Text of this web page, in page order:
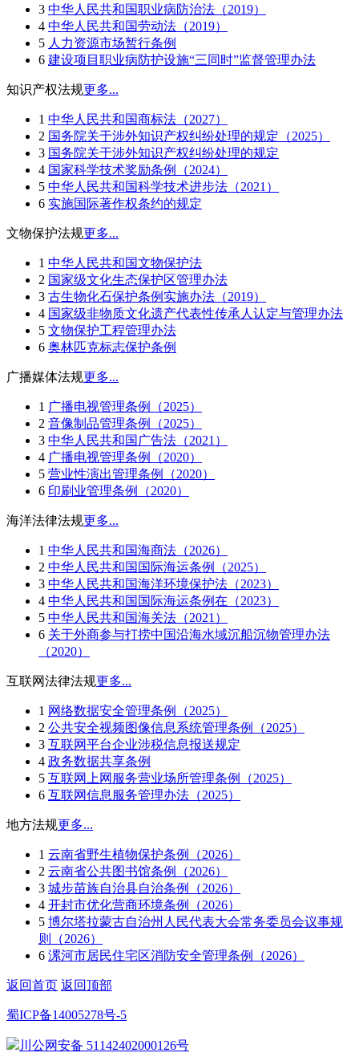
3 中华人民共和国职业病防治法（2019）
4 中华人民共和国劳动法（2019）
5 人力资源市场暂行条例
6 建设项目职业病防护设施“三同时”监督管理办法
知识产权法规更多...
1 中华人民共和国商标法（2027）
2 国务院关于涉外知识产权纠纷处理的规定（2025）
3 国务院关于涉外知识产权纠纷处理的规定
4 国家科学技术奖励条例（2024）
5 中华人民共和国科学技术进步法（2021）
6 实施国际著作权条约的规定
文物保护法规更多...
1 中华人民共和国文物保护法
2 国家级文化生态保护区管理办法
3 古生物化石保护条例实施办法（2019）
4 国家级非物质文化遗产代表性传承人认定与管理办法
5 文物保护工程管理办法
6 奥林匹克标志保护条例
广播媒体法规更多...
1 广播电视管理条例（2025）
2 音像制品管理条例（2025）
3 中华人民共和国广告法（2021）
4 广播电视管理条例（2020）
5 营业性演出管理条例（2020）
6 印刷业管理条例（2020）
海洋法律法规更多...
1 中华人民共和国海商法（2026）
2 中华人民共和国国际海运条例（2025）
3 中华人民共和国海洋环境保护法（2023）
4 中华人民共和国国际海运条例在（2023）
5 中华人民共和国海关法（2021）
6 关于外商参与打捞中国沿海水域沉船沉物管理办法
（2020）
互联网法律法规更多...
1 网络数据安全管理条例（2025）
2 公共安全视频图像信息系统管理条例（2025）
3 互联网平台企业涉税信息报送规定
4 政务数据共享条例
5 互联网上网服务营业场所管理条例（2025）
6 互联网信息服务管理办法（2025）
地方法规更多...
1 云南省野生植物保护条例（2026）
2 云南省公共图书馆条例（2026）
3 城步苗族自治县自治条例（2026）
4 开封市优化营商环境条例（2026）
5 博尔塔拉蒙古自治州人民代表大会常务委员会议事规
则（2026）
6 漯河市居民住宅区消防安全管理条例（2026）
返回首页 返回顶部
蜀ICP备14005278号-5
川公网安备 51142402000126号